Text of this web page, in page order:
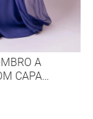
A
CAPA